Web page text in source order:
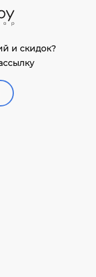
и скидок?